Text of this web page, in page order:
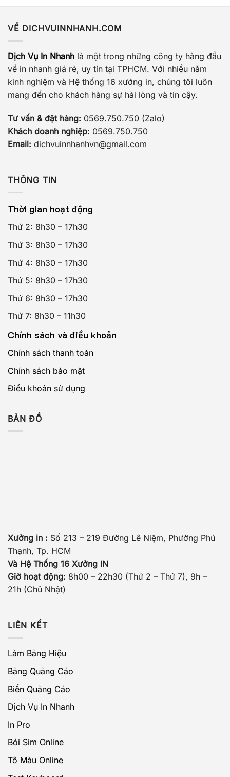
VỀ DICHVUINNHANH.COM
Dịch Vụ In Nhanh là một trong những công ty hàng đầu
về in nhanh giá rẻ, uy tín tại TPHCM. Với nhiều năm
kinh nghiệm và Hệ thống 16 xưởng in, chúng tôi luôn
mang đến cho khách hàng sự hài lòng và tin cậy.
Tư vấn & đặt hàng: 0569.750.750 (Zalo)
Khách doanh nghiệp: 0569.750.750
Email: dichvuinnhanhvn@gmail.com
THÔNG TIN
Thời gian hoạt động
Thứ 2: 8h30 – 17h30
Thứ 3: 8h30 – 17h30
Thứ 4: 8h30 – 17h30
Thứ 5: 8h30 – 17h30
Thứ 6: 8h30 – 17h30
Thứ 7: 8h30 – 11h30
Chính sách và điều khoản
Chính sách thanh toán
Chính sách bảo mật
Điều khoản sử dụng
BẢN ĐỒ
Xưởng in : Số 213 – 219 Đường Lê Niệm, Phường Phú
Thạnh, Tp. HCM
Và Hệ Thống 16 Xưởng IN
Giờ hoạt động: 8h00 – 22h30 (Thứ 2 – Thứ 7), 9h –
21h (Chủ Nhật)
LIÊN KẾT
Làm Bảng Hiệu
Bảng Quảng Cáo
Biển Quảng Cáo
Dịch Vụ In Nhanh
In Pro
Bói Sim Online
Tô Màu Online